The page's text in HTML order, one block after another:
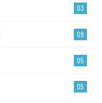
03
09
05
05